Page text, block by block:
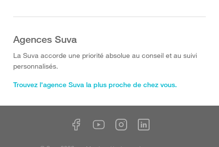
Agences Suva
La Suva accorde une priorité absolue au conseil et au suivi
personnalisés.
Trouvez l'agence Suva la plus proche de chez vous.